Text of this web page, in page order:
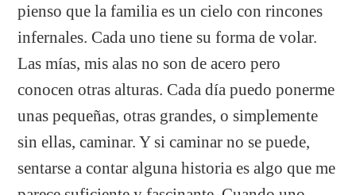
pienso que la familia es un cielo con rincones
infernales. Cada uno tiene su forma de volar.
Las mías, mis alas no son de acero pero
conocen otras alturas. Cada día puedo ponerme
unas pequeñas, otras grandes, o simplemente
sin ellas, caminar. Y si caminar no se puede,
sentarse a contar alguna historia es algo que me